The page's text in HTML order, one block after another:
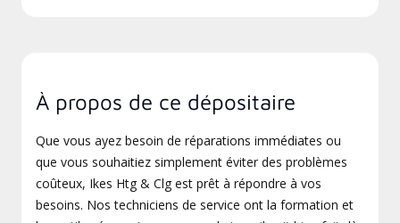
À propos de ce dépositaire
Que vous ayez besoin de réparations immédiates ou
que vous souhaitiez simplement éviter des problèmes
coûteux, Ikes Htg & Clg est prêt à répondre à vos
besoins. Nos techniciens de service ont la formation et